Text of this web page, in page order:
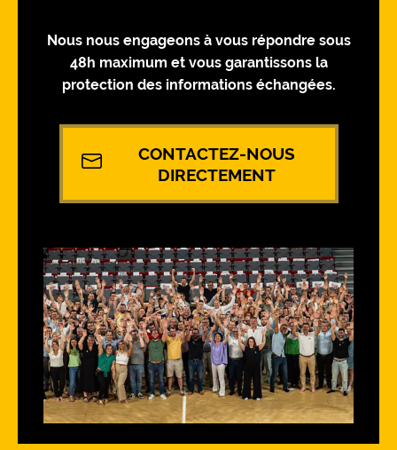
Nous nous engageons à vous répondre sous
48h maximum et vous garantissons la
protection des informations échangées.
CONTACTEZ-NOUS
DIRECTEMENT